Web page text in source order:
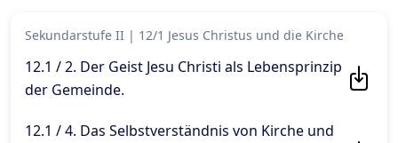
Sekundarstufe II | 12/1 Jesus Christus und die Kirche
12.1 / 2. Der Geist Jesu Christi als Lebensprinzip
der Gemeinde.
12.1 / 4. Das Selbstverständnis von Kirche und